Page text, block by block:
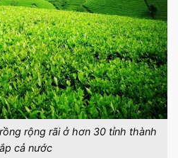
rộng rãi ở hơn 30 tỉnh thành
cả nước